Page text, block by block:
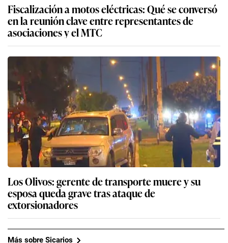
Fiscalización a motos eléctricas: Qué se conversó
en la reunión clave entre representantes de
asociaciones y el MTC
Los Olivos: gerente de transporte muere y su
esposa queda grave tras ataque de
extorsionadores
Más sobre Sicarios